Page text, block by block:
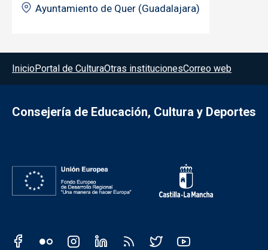
Ayuntamiento de Quer (Guadalajara)
Menú del pie
InicioPortal de CulturaOtras institucionesCorreo web
Consejería de Educación, Cultura y Deportes
Redes sociales JCCM